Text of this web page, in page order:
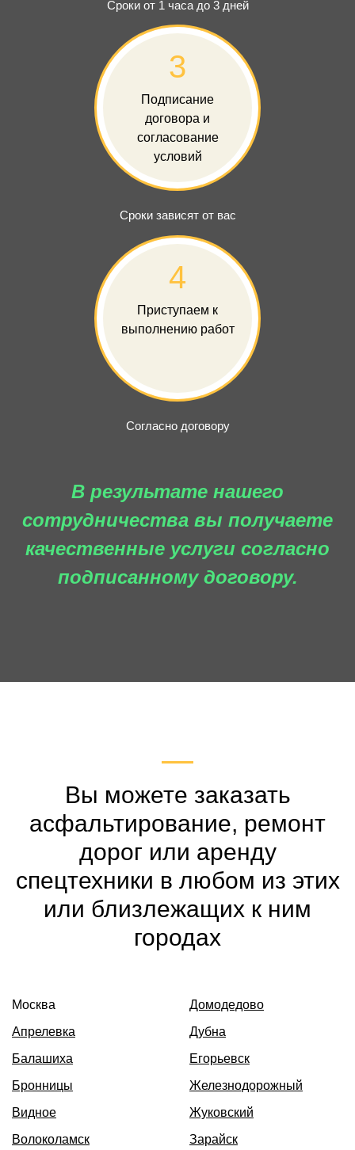
Сроки от 1 часа до 3 дней
3
Подписание
договора и
согласование
условий
Сроки зависят от вас
4
Приступаем к
выполнению работ
Согласно договору
В результате нашего
сотрудничества вы получаете
качественные услуги согласно
подписанному договору.
Вы можете заказать
асфальтирование, ремонт
дорог или аренду
спецтехники в любом из этих
или близлежащих к ним
городах
Москва
Апрелевка
Балашиха
Бронницы
Видное
Волоколамск
Домодедово
Дубна
Егорьевск
Железнодорожный
Жуковский
Зарайск